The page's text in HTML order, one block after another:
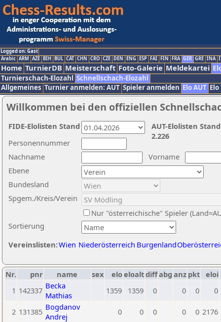
Logged on: Gast
Arabic ARM AZE BIH BUL CAT CHN CRO CZE DEN ENG ESP FAI FIN FRA GER GRE INA
Home TurnierDB Meisterschaft Foto-Galerie Meldekartei
Turnierschach-Elozahl Schnellschach-Elozahl
Allgemeines Turnier anmelden: AUT Spieler anmelden Elo AUT
Willkommen bei den offiziellen
Nachname
Vorname
Ebene
Sortierung
Personennummer
Bundesland
Spgem./Kreis/Verein
Nur "österreichische" Spieler
Vereinslisten:Wien Niederösterreich Burgenland
AUT-Elolisten
2.226
FIDE-Elolisten Stand
Nr. pnr name sex eloeloaltdiffabg anz pkt eloi
1 142337 Becka
Mathias
1359 1359 0 0 0 0
2 131385 Bogdanov
Andrej
0 0 0 0 0 2176